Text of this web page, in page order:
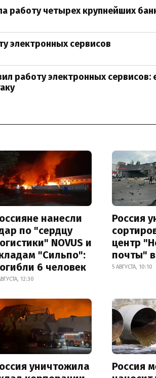
работу четырех крупнейших
электронных сервисов
работу электронных сервисов:
нанесли
по "сердцу
NOVUS и
"Сильпо":
6 человек
12:30
Россия
центр
почты"
5 АВГУСТА, 10:10
уничтожила
Россия